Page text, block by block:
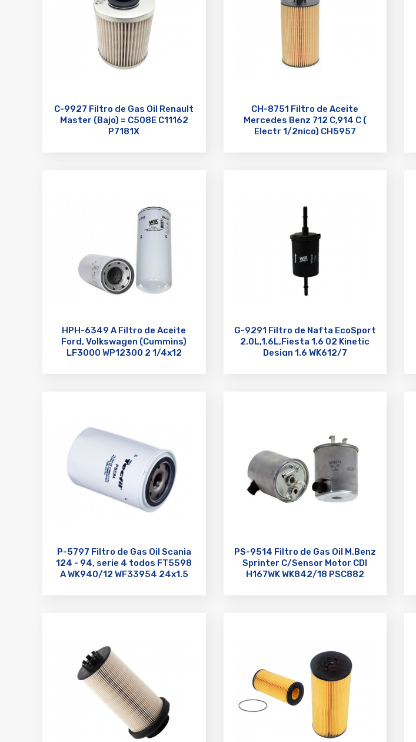
C-9927 Filtro de Gas Oil Renault
Master (Bajo) = C508E C11162
P7181X
CH-8751 Filtro de Aceite
Mercedes Benz 712 C,914 C (
Electr 1/2nico) CH5957
HPH-6349 A Filtro de Aceite
Ford, Volkswagen (Cummins)
LF3000 WP12300 2 1/4x12
G-9291 Filtro de Nafta EcoSport
2.0L,1.6L,Fiesta 1.6 02 Kinetic
Design 1.6 WK612/7
P-5797 Filtro de Gas Oil Scania
124 - 94, serie 4 todos FT5598
A WK940/12 WF33954 24x1.5
PS-9514 Filtro de Gas Oil M.Benz
Sprinter C/Sensor Motor CDI
H167WK WK842/18 PSC882